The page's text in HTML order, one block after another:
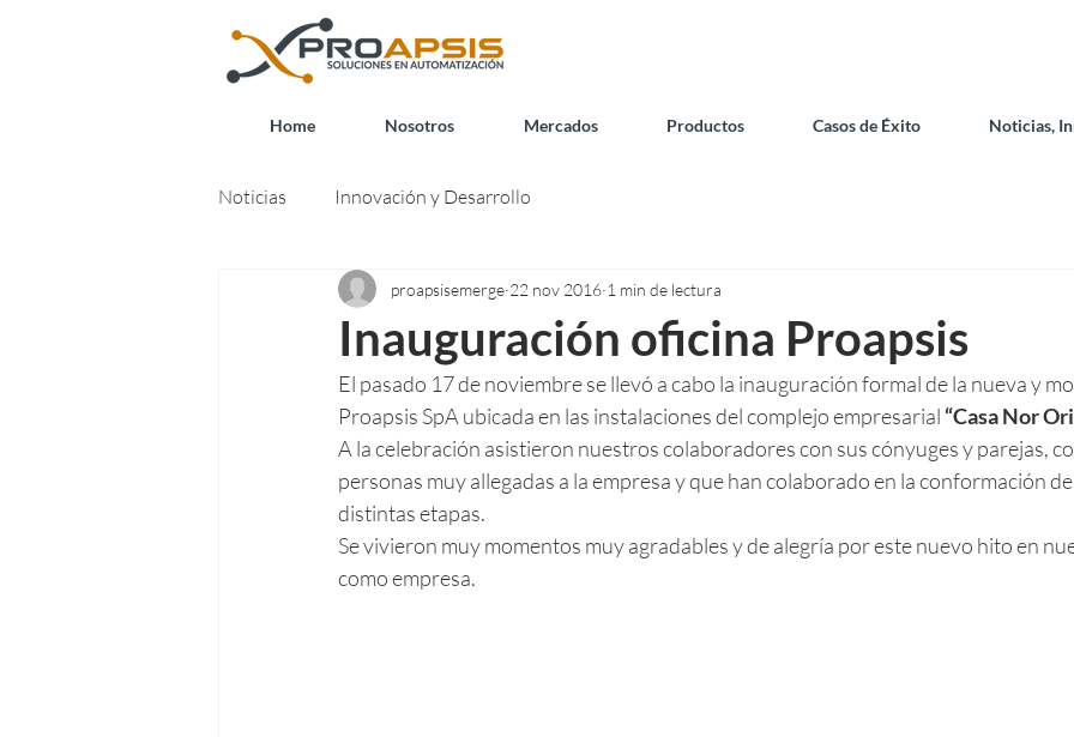
Home Nosotros Mercados Productos Casos de Éxito Noticias,
Noticias Innovación y Desarrollo
Inauguración oficina Proapsis
proapsisemerge 22 nov 2016 1 min de lectura
El pasado 17 de noviembre se llevó a cabo la inauguración formal de la nueva y
Proapsis SpA ubicada en las instalaciones del complejo empresarial “Casa Nor
A la celebración asistieron nuestros colaboradores con sus cónyuges y parejas,
personas muy allegadas a la empresa y que han colaborado en la conformación
distintas etapas.
Se vivieron muy momentos muy agradables y de alegría por este nuevo hito en
como empresa.